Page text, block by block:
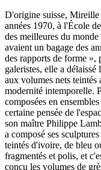
D'origine suisse, Mireille
années 1970, à l'École
des meilleures du
avaient un bagage des
des rapports de forme »,
galeristes, elle a
aux volumes nets teintés
modernité intemporelle.
composées en
certaine pensée de
son maître Philippe
a composé ses
teintés d'ivoire, de bleu
fragmentés et polis, et
conçu les volumes de